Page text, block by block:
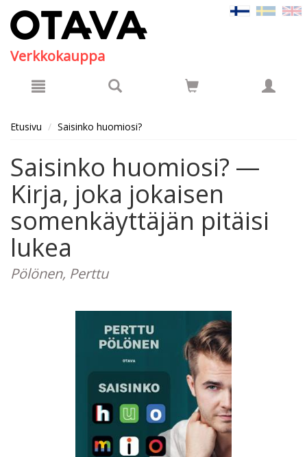
Verkkokauppa
Etusivu Saisinko huomiosi?
Saisinko huomiosi? —
Kirja, joka jokaisen
somenkäyttäjän pitäisi
lukea
Pölönen, Perttu